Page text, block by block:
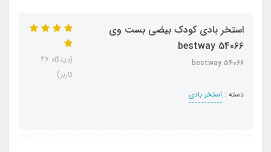
استخر بادی کودک بیضی بست وی
bestway 54066
bestway 54066
دسته : استخر بادی
(دیدگاه 47
کاربر)